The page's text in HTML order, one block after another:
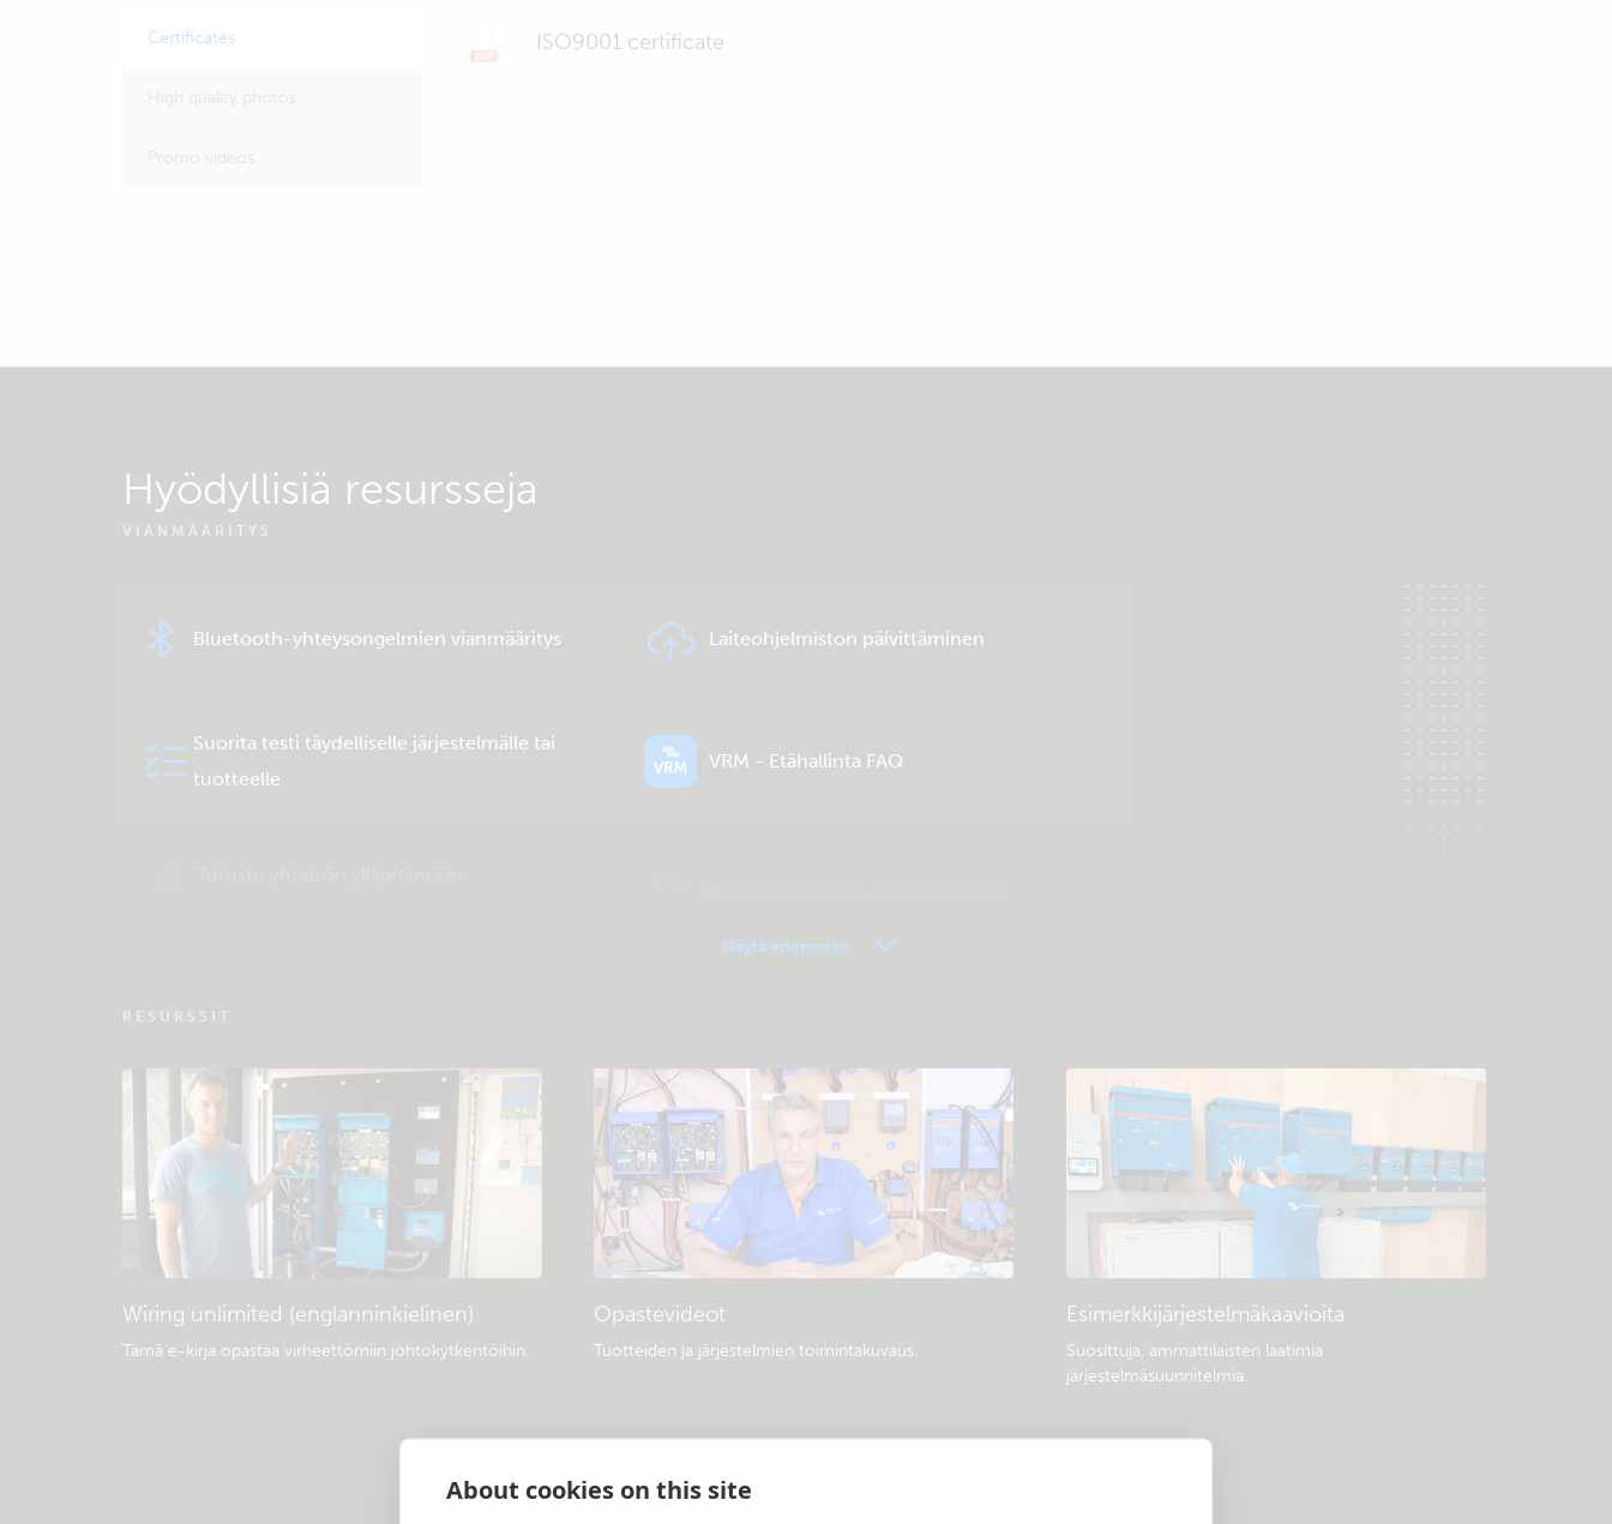
About cookies on this site
Certificates ISO9001 certificate
Hyödyllisiä resursseja
VIANMÄÄRITYS
Bluetooth-yhteysongelmien vianmääritys Laiteohjelmiston päivittäminen
Suorita testi täydelliselle järjestelmälle tai
tuotteelle
VRM - Etähallinta FAQ
Näytä enemmän
RESURSSIT
Wiring unlimited (englanninkielinen)
Tämä e-kirja opastaa virheettömiin johtokytkentöihin.
Opastevideot
Tuotteiden ja järjestelmien toimintakuvaus.
Esimerkkijärjestelmäkaavioita
Suosittuja, ammattilaisten laatimia
järjestelmäsuunnitelmia.